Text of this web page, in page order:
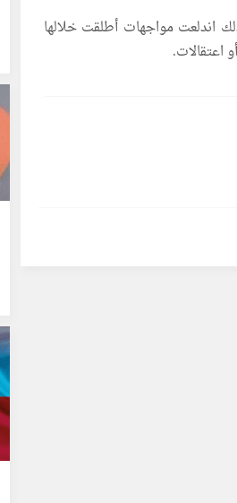
اندلعت مواجهات أطلقت خلالها
اعتقالات.